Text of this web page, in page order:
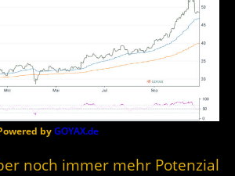
byGOYAX.de
noch immer mehr Potenzial